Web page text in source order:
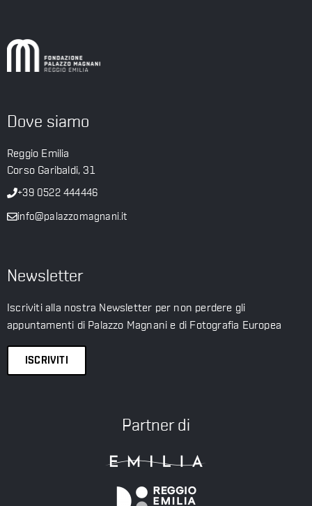
Dove siamo
Reggio Emilia
Corso Garibaldi, 31
+39 0522 444446
info@palazzomagnani.it
Newsletter
Iscriviti alla nostra Newsletter per non perdere gli
appuntamenti di Palazzo Magnani e di Fotografia Europea
ISCRIVITI
Partner di